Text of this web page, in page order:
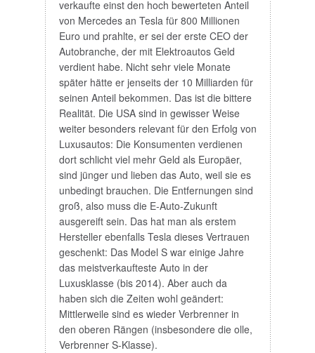
verkaufte einst den hoch bewerteten Anteil
von Mercedes an Tesla für 800 Millionen
Euro und prahlte, er sei der erste CEO der
Autobranche, der mit Elektroautos Geld
verdient habe. Nicht sehr viele Monate
später hätte er jenseits der 10 Milliarden für
seinen Anteil bekommen. Das ist die bittere
Realität. Die USA sind in gewisser Weise
weiter besonders relevant für den Erfolg von
Luxusautos: Die Konsumenten verdienen
dort schlicht viel mehr Geld als Europäer,
sind jünger und lieben das Auto, weil sie es
unbedingt brauchen. Die Entfernungen sind
groß, also muss die E-Auto-Zukunft
ausgereift sein. Das hat man als erstem
Hersteller ebenfalls Tesla dieses Vertrauen
geschenkt: Das Model S war einige Jahre
das meistverkaufteste Auto in der
Luxusklasse (bis 2014). Aber auch da
haben sich die Zeiten wohl geändert:
Mittlerweile sind es wieder Verbrenner in
den oberen Rängen (insbesondere die olle,
Verbrenner S-Klasse).